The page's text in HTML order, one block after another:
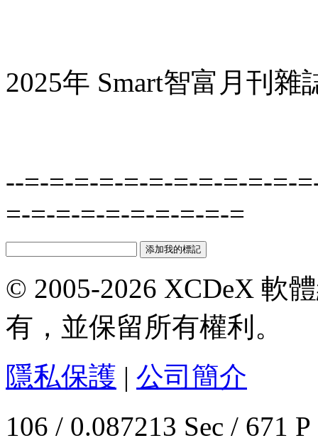
2025年 Smart智富月刊
--=-=-=-=-=-=-=-=-=-=-=-
=-=-=-=-=-=-=-=-=-=
© 2005-2026 XCDeX 軟
有，並保留所有權利。
隱私保護 | 公司簡介
106 / 0.087213 Sec / 671